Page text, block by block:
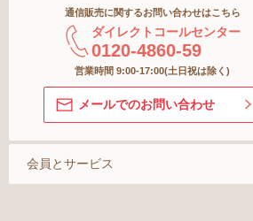
ボトム
ショーツ
ストッキング＆タイツ
ソックス
通信販売に関するお問い合わせはこちら
ダイレクトコールセンター
0120-4860-59
営業時間 9:00-17:00(土日祝は除く)
メールでのお問い合わせ
会員とサービス